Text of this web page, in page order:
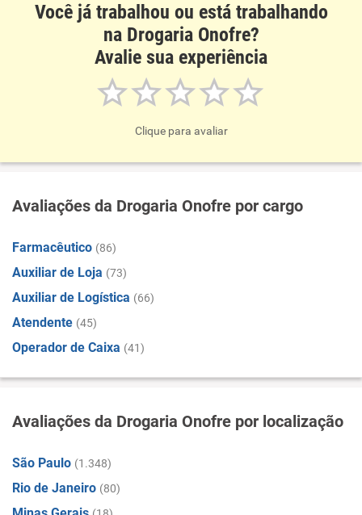
Você já trabalhou ou está trabalhando
na Drogaria Onofre?
Avalie sua experiência
Clique para avaliar
Avaliações da Drogaria Onofre por cargo
Farmacêutico (86)
Auxiliar de Loja (73)
Auxiliar de Logística (66)
Atendente (45)
Operador de Caixa (41)
Avaliações da Drogaria Onofre por localização
São Paulo (1.348)
Rio de Janeiro (80)